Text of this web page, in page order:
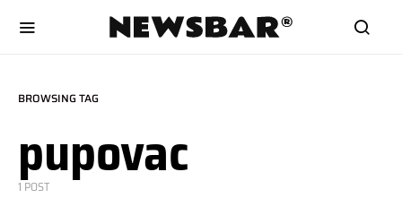
BROWSING TAG
pupovac
1 POST